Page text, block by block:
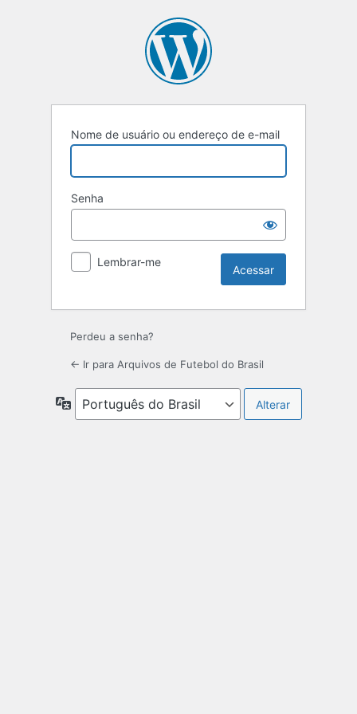
Nome de usuário ou endereço de e-mail
Senha
Lembrar-me
Perdeu a senha?
← Ir para Arquivos de Futebol do Brasil
Idioma